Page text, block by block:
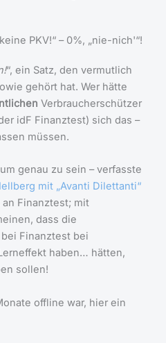
PKV!“ – 0%, „nie-nich'“!
“, ein Satz, den vermutlich
gehört hat. Wer hätte
Verbraucherschützer
idF Finanztest) sich das –
müssen.
genau zu sein – verfasste
mit „Avanti Dilettanti“
Finanztest; mit
dass die
Finanztest bei
haben… hätten,
sollen!
offline war, hier ein